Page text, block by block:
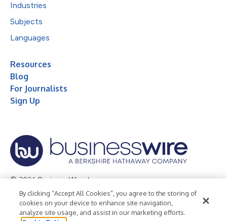
Industries
Subjects
Languages
Resources
Blog
For Journalists
Sign Up
© 2026 Business Wire, Inc.
Privacy Policy Cookie Policy
Accessibility Statement
Terms of Use
Legal
By clicking “Accept All Cookies”, you agree to the storing of
cookies on your device to enhance site navigation,
analyze site usage, and assist in our marketing efforts.